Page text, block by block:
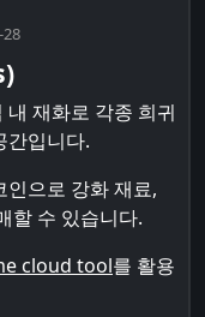
재화로 각종 희귀
간입니다.
인으로 강화 재료,
할 수 있습니다.
cloud tool를 활용